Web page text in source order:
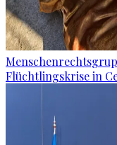
Flüchtlingskrise in